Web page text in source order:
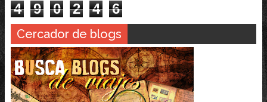
4 9 0 2 4 6
Cercador de blogs